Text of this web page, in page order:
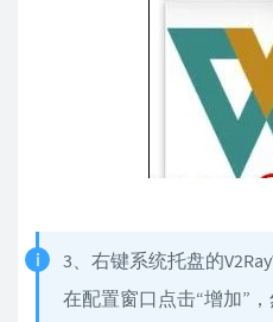
3、右键系统托盘的
在配置窗口点击“增加”